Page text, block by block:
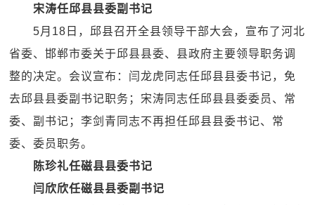
宋涛任邱县县委副书记
5月18日，邱县召开全县领导干部大会，宣布了河北
省委、邯郸市委关于邱县县委、县政府主要领导职务调
整的决定。会议宣布：闫龙虎同志任邱县县委书记，免
去邱县县委副书记职务；宋涛同志任邱县县委委员、常
委、副书记；李剑青同志不再担任邱县县委书记、常
委、委员职务。
陈珍礼任磁县县委书记
闫欣欣任磁县县委副书记